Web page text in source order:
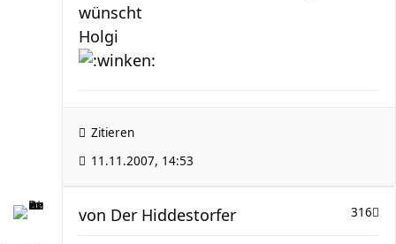
wünscht
Holgi
Zitieren
11.11.2007, 14:53
316
von Der Hiddestorfer